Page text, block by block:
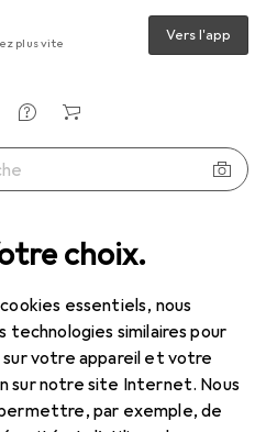
choix.
essentiels, nous
technologies similaires pour
votre appareil et votre
sur notre site Internet. Nous
par exemple, de
plus vite Vers l'app
Douille 1/4", longue, 6 pans, 10 mm
images
1/4", longue, 6